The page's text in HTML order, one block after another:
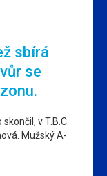
sbírá
se
v T.B.C.
Mužský A-